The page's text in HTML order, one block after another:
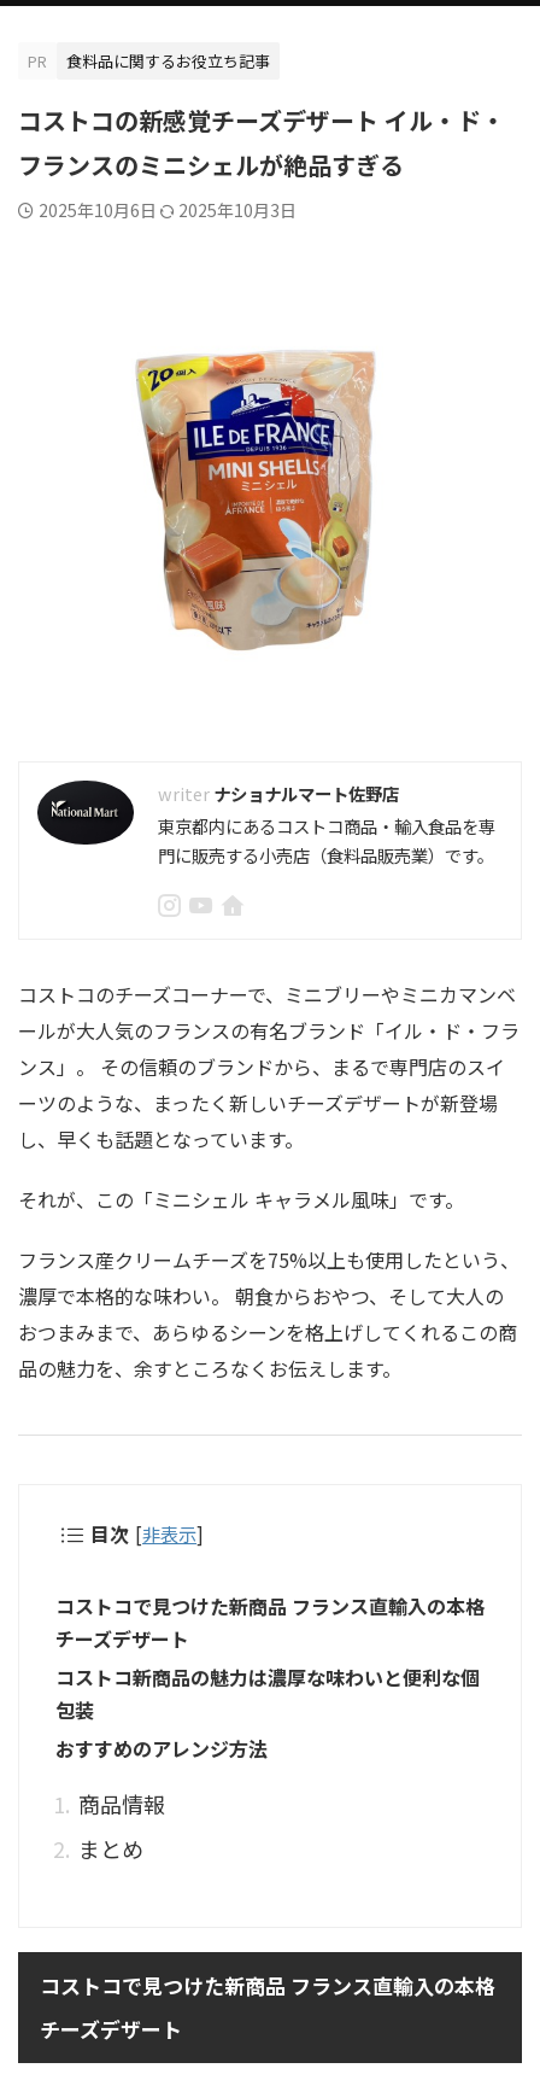
PR 食料品に関するお役立ち記事
コストコの新感覚チーズデザート イル・ド・
フランスのミニシェルが絶品すぎる
2025年10月6日 2025年10月3日
ナショナルマート佐野店
東京都内にあるコストコ商品・輸入食品を専
門に販売する小売店（食料品販売業）です。
コストコのチーズコーナーで、ミニブリーやミニカマンベ
ールが大人気のフランスの有名ブランド「イル・ド・フラ
ンス」。 その信頼のブランドから、まるで専門店のスイ
ーツのような、まったく新しいチーズデザートが新登場
し、早くも話題となっています。
それが、この「ミニシェル キャラメル風味」です。
フランス産クリームチーズを75%以上も使用したという、
濃厚で本格的な味わい。 朝食からおやつ、そして大人の
おつまみまで、あらゆるシーンを格上げしてくれるこの商
品の魅力を、余すところなくお伝えします。
目次 [非表示]
コストコで見つけた新商品 フランス直輸入の本格
チーズデザート
コストコ新商品の魅力は濃厚な味わいと便利な個
包装
おすすめのアレンジ方法
商品情報
まとめ
コストコで見つけた新商品 フランス直輸入の本格
チーズデザート